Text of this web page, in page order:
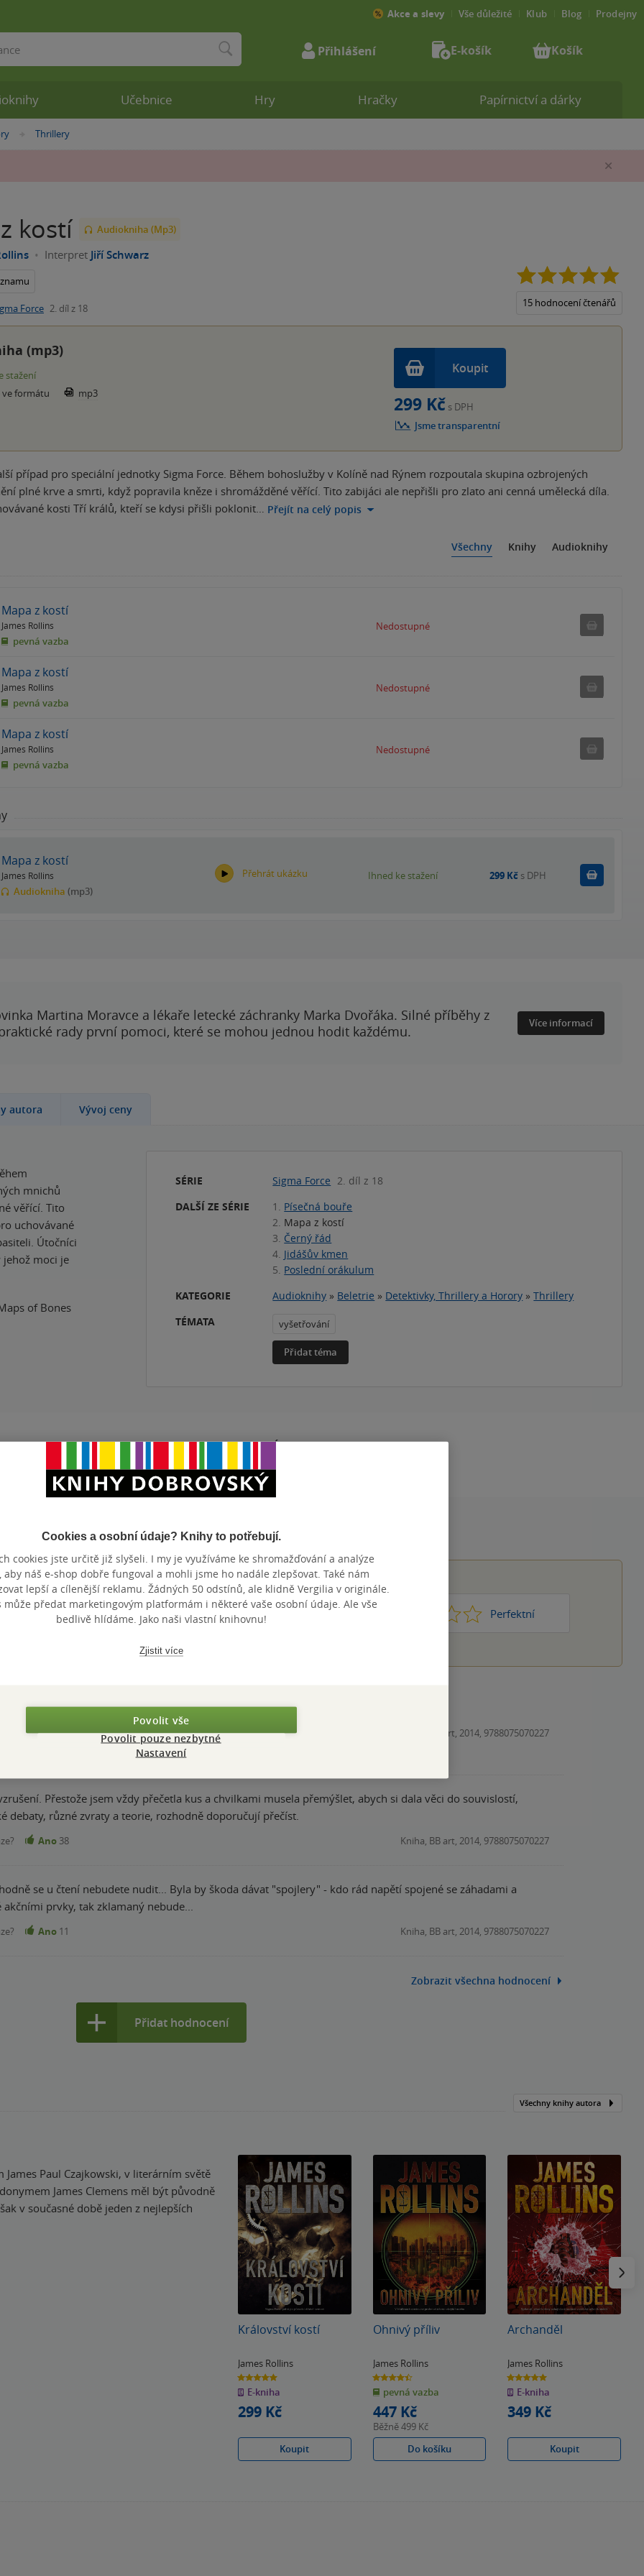
»
Thrillery
kostí Audiokniha (Mp3)
Interpret Jiří Schwarz
Force 2. díl z 18 15 hodnocení čtenářů
(mp3)
stažení
ve formátu
mp3
Koupit
299 Kč s DPH
Jsme transparentní
případ pro speciální jednotky Sigma Force. Během bohoslužby v Kolíně nad Rýnem rozpoutala skupina ozbrojených
plné krve a smrti, když popravila kněze i shromážděné věřící. Tito zabijáci ale nepřišli pro zlato ani cenná umělecká díla.
kosti Tří králů, kteří se kdysi přišli poklonit… Přejít na celý popis
Všechny Knihy Audioknihy
Mapa z kostí
James Rollins
pevná vazba
Nedostupné
Mapa z kostí
James Rollins
pevná vazba
Nedostupné
Mapa z kostí
James Rollins
pevná vazba
Nedostupné
Mapa z kostí
James Rollins
Audiokniha (mp3)
Přehrát ukázku Ihned ke stažení 299 Kč s DPH Koupit
Martina Moravce a lékaře letecké záchranky Marka Dvořáka. Silné příběhy z
rady první pomoci, které se mohou jednou hodit každému.
Více informací
autora Vývoj ceny
mnichů
věřící. Tito
uchovávané
Útočníci
jehož moci je
of Bones
SÉRIE Sigma Force 2. díl z 18
DALŠÍ ZE SÉRIE
1. Písečná bouře
2. Mapa z kostí
3. Černý řád
4. Jidášův kmen
5. Poslední orákulum
KATEGORIE
Audioknihy » Beletrie » Detektivky, Thrillery a Horory »Thrillery
TÉMATA
vyšetřování
Přidat téma
Mp3
DÉLKA 20:33:33
Hodnocení a recenze čtenářů
PŘIDEJTE SVÉ HODNOCENÍ PRODUKTU
Hodnocení našich knihkupců: 0.0 z 5 Nic moc Perfektní
do Německa a Tři králové. Jednoduše super.
Ano43 Kniha, BB art, 2014, 9788075070227
Přestože jsem vždy přečetla kus a chvilkami musela přemýšlet, abych si dala věci do souvislostí,
debaty, různé zvraty a teorie, rozhodně doporučují přečíst.
Ano 38 Kniha, BB art, 2014, 9788075070227
se u čtení nebudete nudit... Byla by škoda dávat "spojlery" - kdo rád napětí spojené se záhadami a
prvky, tak zklamaný nebude...
Ano 11 Kniha, BB art, 2014, 9788075070227
Zobrazit všechna hodnocení
Přidat hodnocení
Všechny knihy autora
James Paul Czajkowski, v literárním světě
James Clemens měl být původně
v současné době jeden z nejlepších
Království kostí
James Rollins
5.0
z
5
hvězdiček
E-kniha
299 Kč
Koupit
Ohnivý příliv
James Rollins
4.4
z
5
hvězdiček
pevná vazba
447 Kč
Běžně499 Kč
Do košíku
Archanděl
James Rollins
5.0
z
5
hvězdiček
E-kniha
349 Kč
Koupit
Učebnice Hry Hračky Papírnictví a dárky
Akce a slevy Vše důležité Klub Blog Prodejny
Přihlášení E-košík Košík
Cookies a osobní údaje? Knihy to potřebují.
cookies jste určitě již slyšeli. I my je využíváme ke shromažďování a analýze
aby náš e-shop dobře fungoval a mohli jsme ho nadále zlepšovat. Také nám
lepší a cílenější reklamu. Žádných 50 odstínů, ale klidně Vergilia v originále.
může předat marketingovým platformám i některé vaše osobní údaje. Ale vše
bedlivě hlídáme. Jako naši vlastní knihovnu!
Zjistit více
Povolit vše
Povolit pouze nezbytné
Nastavení